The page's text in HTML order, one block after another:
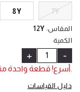
7Y
8Y
المقاس:
12Y
الكمية
-
+
.أسرع! قطعة واحدة
دليل القياسات